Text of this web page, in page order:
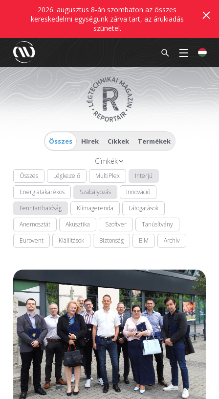
2026. augusztus 8-án szombaton az összes
kereskedelmi egységünk zárva tart, az árukiadás
szünetel.
Összes Hírek Cikkek Termékek
Címkék
Összes Légkezelő MultiPlex
Interjú
Energiatakarékos
Szabályozás
Innováció
Fenntarthatóság
Klímagerenda
Látogatások
Anemosztát
Akusztika Szoftver
Tanúsítvány
Eurovent
Kiállítások Biztonság BIM Archív